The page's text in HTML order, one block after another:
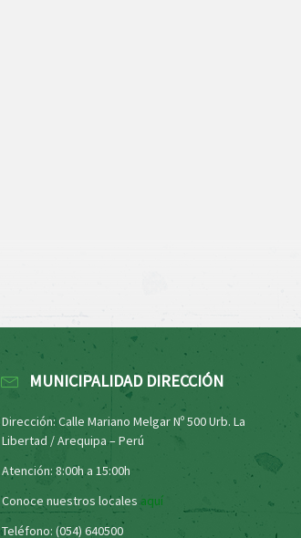
MUNICIPALIDAD DIRECCIÓN
Dirección: Calle Mariano Melgar Nº 500 Urb. La
Libertad / Arequipa – Perú
Atención: 8:00h a 15:00h
Conoce nuestros locales aquí
Teléfono: (054) 640500